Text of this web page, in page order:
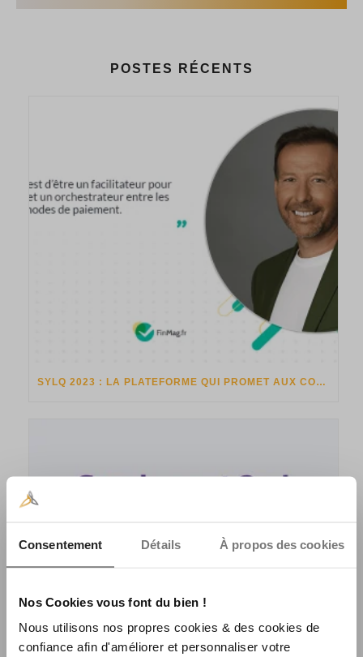
Consentement Détails À propos des cookies
Nos Cookies vous font du bien !
Nous utilisons nos propres cookies & des cookies de
confiance afin d'améliorer et personnaliser votre
POSTES RÉCENTS
SYLQ 2023 : LA PLATEFORME QUI PROMET AUX COMMERÇANTS D’ÊTRE EN MESURE D’ACCEPTER TOUS LES PAIEMENTS NOUVELLE GÉNÉRATION DANS UN SEUL ENVIRONNEMENT